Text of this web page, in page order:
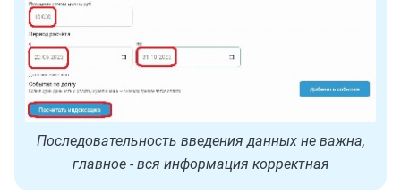
Последовательность введения данных не важна,
главное - вся информация корректная